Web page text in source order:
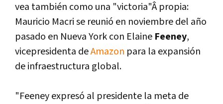
vea también como una "victoria"Â propia:
Mauricio Macri se reunió en noviembre del año
pasado en Nueva York con Elaine Feeney,
vicepresidenta deAmazon para la expansión
de infraestructura global.
"Feeney expresó al presidente la meta de